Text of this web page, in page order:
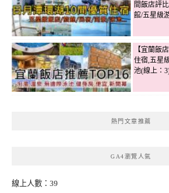
間飯店評
館/五星級
【宜蘭飯
住宿,五星
池(線上：
熱門文章推薦
GA4瀏覽人氣
線上人數：39